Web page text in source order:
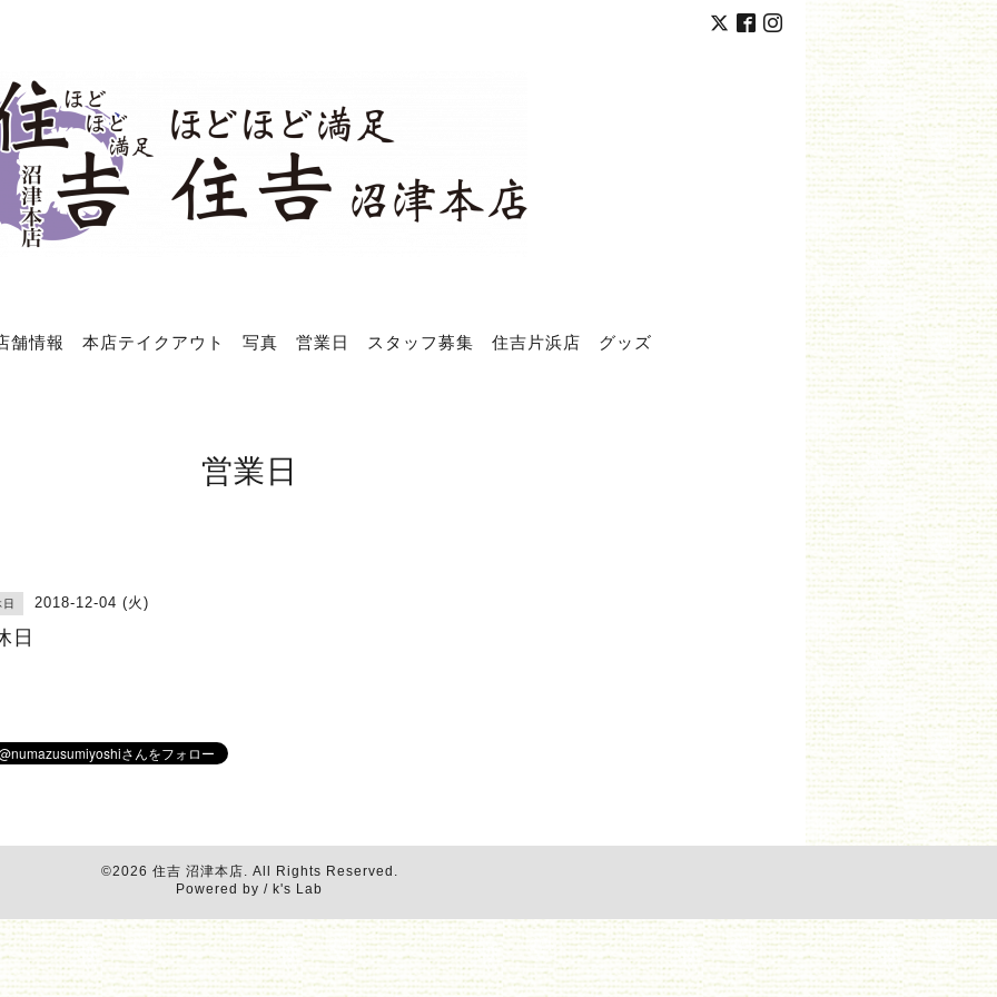
舗情報 本店テイクアウト 写真 営業日 スタッフ募集 住吉片浜店 グッズ
営業日
2018-12-04 (火)
日
©2026 住吉 沼津本店. All Rights Reserved.
Powered by / k's Lab